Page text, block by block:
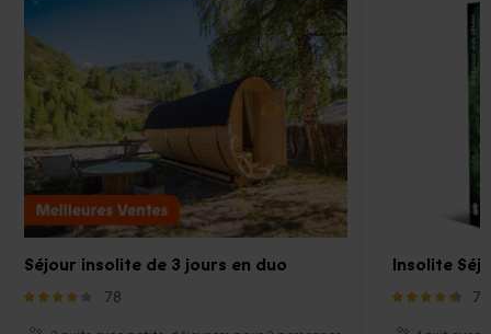
Séjour insolite de 3 jours en duo
78
Insolite